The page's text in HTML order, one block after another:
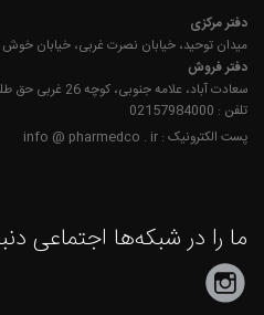
دفتر مرکزی
میدان توحید، خیابان نصرت غربی، خیابان خوش
دفتر فروش
سعادت آباد، علامه جنوبی، کوچه 26 غربی حق طلب، پلاک 41
تلفن : 02157984000
پست الکترونیک : info @ pharmedco . ir
ما را در شبکه‌ها اجتماعی